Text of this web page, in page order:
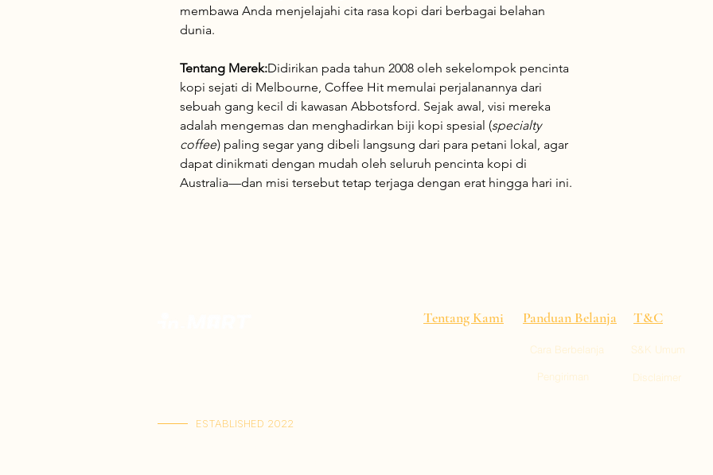
membawa Anda menjelajahi cita rasa kopi dari berbagai belahan
dunia.
Tentang Merek:Didirikan pada tahun 2008 oleh sekelompok pencinta
kopi sejati di Melbourne, Coffee Hit memulai perjalanannya dari
sebuah gang kecil di kawasan Abbotsford. Sejak awal, visi mereka
adalah mengemas dan menghadirkan biji kopi spesial (specialty
coffee) paling segar yang dibeli langsung dari para petani lokal, agar
dapat dinikmati dengan mudah oleh seluruh pencinta kopi di
Australia—dan misi tersebut tetap terjaga dengan erat hingga hari ini.
ESTABLISHED 2022
Tentang Kami Panduan Belanja T&C
Cara Berbelanja
Pengiriman
S&K Umum
Disclaimer